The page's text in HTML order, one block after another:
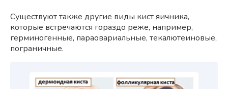
Существуют также другие виды кист яичника,
которые встречаются гораздо реже, например,
герминогенные, параовариальные, текалютеиновые,
пограничные.